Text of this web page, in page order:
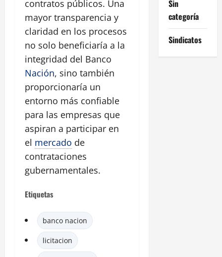
contratos públicos. Una
mayor transparencia y
claridad en los procesos
no solo beneficiaría a la
integridad del Banco
Nación, sino también
proporcionaría un
entorno más confiable
para las empresas que
aspiran a participar en
el mercado de
contrataciones
gubernamentales.
Etiquetas
banco nacion
licitacion
Sin
categoría
Sindicatos